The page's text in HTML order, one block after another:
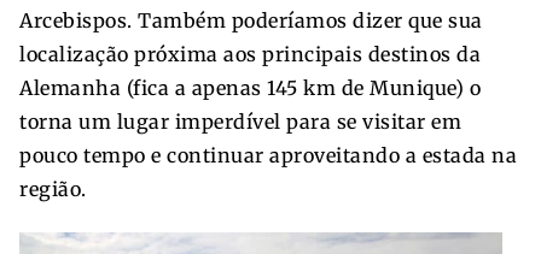
Arcebispos. Também poderíamos dizer que sua
localização próxima aos principais destinos da
Alemanha (fica a apenas 145 km de Munique) o
torna um lugar imperdível para se visitar em
pouco tempo e continuar aproveitando a estada na
região.